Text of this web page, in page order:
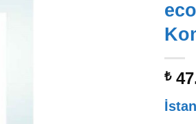
₺